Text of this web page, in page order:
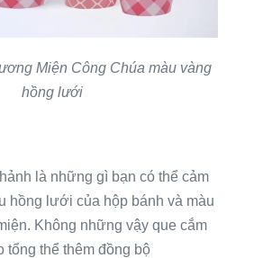
Miện Công Chúa màu vàng
hồng lưới
là những gì bạn có thể cảm
hồng lưới của hộp bánh và màu
Không những vậy que cắm
tổng thể thêm đồng bộ